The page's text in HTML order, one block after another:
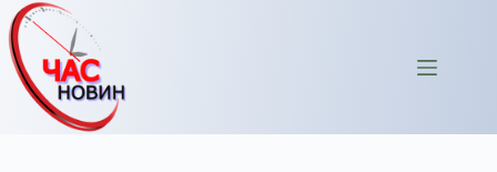
Перейти
до
вмісту